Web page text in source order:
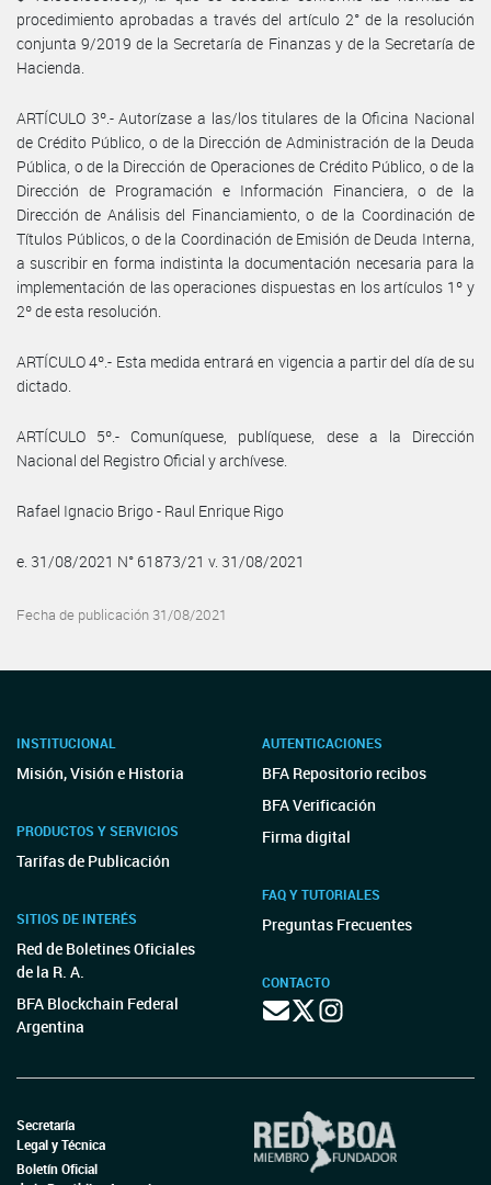
procedimiento aprobadas a través del artículo 2° de la resolución
conjunta 9/2019 de la Secretaría de Finanzas y de la Secretaría de
Hacienda.
ARTÍCULO 3º.- Autorízase a las/los titulares de la Oficina Nacional
de Crédito Público, o de la Dirección de Administración de la Deuda
Pública, o de la Dirección de Operaciones de Crédito Público, o de la
Dirección de Programación e Información Financiera, o de la
Dirección de Análisis del Financiamiento, o de la Coordinación de
Títulos Públicos, o de la Coordinación de Emisión de Deuda Interna,
a suscribir en forma indistinta la documentación necesaria para la
implementación de las operaciones dispuestas en los artículos 1º y
2º de esta resolución.
ARTÍCULO 4º.- Esta medida entrará en vigencia a partir del día de su
dictado.
ARTÍCULO 5º.- Comuníquese, publíquese, dese a la Dirección
Nacional del Registro Oficial y archívese.
Rafael Ignacio Brigo - Raul Enrique Rigo
e. 31/08/2021 N° 61873/21 v. 31/08/2021
Fecha de publicación 31/08/2021
INSTITUCIONAL
Misión, Visión e Historia
PRODUCTOS Y SERVICIOS
Tarifas de Publicación
SITIOS DE INTERÉS
Red de Boletines Oficiales
de la R. A.
BFA Blockchain Federal
Argentina
AUTENTICACIONES
BFA Repositorio recibos
BFA Verificación
Firma digital
FAQ Y TUTORIALES
Preguntas Frecuentes
CONTACTO
Secretaría
Legal y Técnica
Boletín Oficial